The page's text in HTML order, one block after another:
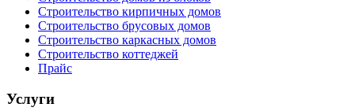
Строительство кирпичных домов
Строительство брусовых домов
Строительство каркасных домов
Строительство коттеджей
Прайс
Услуги